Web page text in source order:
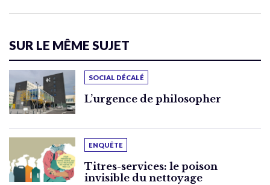
SUR LE MÊME SUJET
SOCIAL DÉCALÉ
L’urgence de philosopher
ENQUÊTE
Titres-services: le poison
invisible du nettoyage